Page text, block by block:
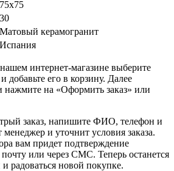
75x75
30
Матовый керамогранит
Испания
интернет-магазине выберите
добавьте его в корзину. Далее
нажмите на «Оформить заказ» или
заказ, напишите ФИО, телефон и
и уточнит условия заказа.
вам придет подтверждение
или через СМС. Теперь останется
радоваться новой покупке.